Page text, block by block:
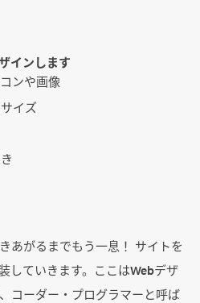
インします
ンや画像
イズ
あがるまでもう一息！ サイトを
していきます。ここはWebデザ
コーダー・プログラマーと呼ば